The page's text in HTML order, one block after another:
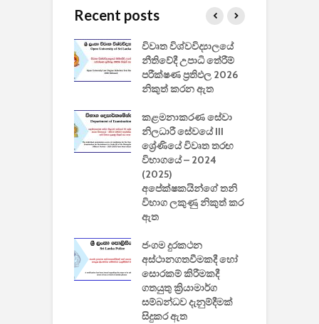
Recent posts
විවෘත විශ්වවිද්‍යාලයේ
නීතිවේදී උපාධි තේරීම්
පරීක්ෂණ ප්‍රතිඵල 2026
නිකුත් කරන ඇත
කළමනාකරණ සේවා
නිලධාරී සේවයේ III
ශ්‍රේණියේ විවෘත තරඟ
විභාගයේ – 2024
(2025)
අපේක්ෂකයින්ගේ තනි
විභාග ලකුණු නිකුත් කර
ඇත
ජංගම දුරකථන
අස්ථානගතවීමකදී හෝ
සොරකම් කිරීමකදී
ගතයුතු ක්‍රියාමාර්ග
සම්බන්ධව දැනුම්දීමක්
සිදුකර ඇත